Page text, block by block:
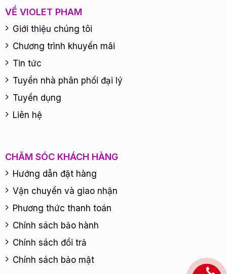
VỀ VIOLET PHAM
Giới thiệu chúng tôi
Chương trình khuyến mãi
Tin tức
Tuyển nhà phân phối đại lý
Tuyển dụng
Liên hệ
CHĂM SÓC KHÁCH HÀNG
Hướng dẫn đặt hàng
Vận chuyển và giao nhận
Phương thức thanh toán
Chính sách bảo hành
Chính sách đổi trả
Chính sách bảo mật